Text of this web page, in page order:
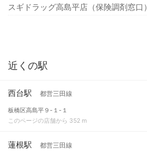
スギドラッグ高島平店（保険調剤窓口）
近くの駅
西台駅 都営三田線
板橋区高島平９-１-１
このページの店舗から 352 m
蓮根駅 都営三田線